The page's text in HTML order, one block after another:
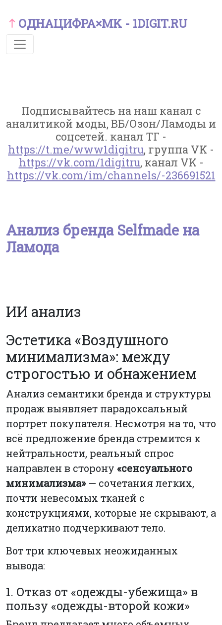
ОДНАЦИФРА×MK - 1DIGIT.RU
Подписывайтесь на наш канал с
аналитикой моды, ВБ/Озон/Ламоды и
соцсетей. канал ТГ -
https://t.me/www1digitru, группа VK -
https://vk.com/1digitru, канал VK -
https://vk.com/im/channels/-236691521
Анализ бренда Selfmade на
Ламода
ИИ анализ
Эстетика «Воздушного
минимализма»: между
строгостью и обнажением
Анализ семантики бренда и структуры
продаж выявляет парадоксальный
портрет покупателя. Несмотря на то, что
всё предложение бренда стремится к
нейтральности, реальный спрос
направлен в сторону «сенсуального
минимализма»— сочетания легких,
почти невесомых тканей с
конструкциями, которые не скрывают, а
деликатно подчеркивают тело.
Вот три ключевых неожиданных
вывода:
1. Отказ от «одежды-убежища» в
пользу «одежды-второй кожи»